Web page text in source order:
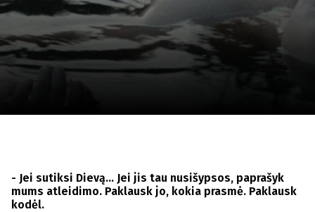
- Jei sutiksi Dievą... Jei jis tau nusišypsos, paprašyk
mums atleidimo. Paklausk jo, kokia prasmė. Paklausk
kodėl.